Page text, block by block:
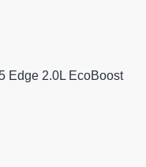
Edge 2.0L EcoBoost